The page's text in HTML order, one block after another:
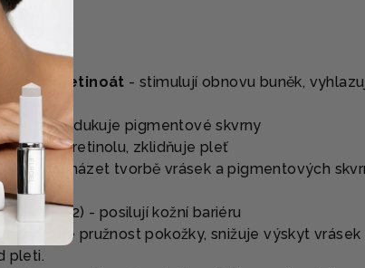
retinoát - stimulují obnovu buněk,
tón, redukuje pigmentové skvrny
retinolu, zklidňuje pleť
předcházet tvorbě vrásek a pigmentových
v kroku 2) - posilují kožní bariéru
zvyšuje pružnost pokožky, snižuje výskyt vrásek
pleti.